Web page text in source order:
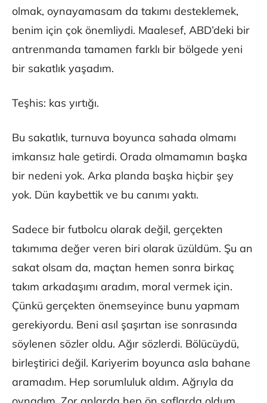
olmak, oynayamasam da takımı desteklemek,
benim için çok önemliydi. Maalesef, ABD’deki bir
antrenmanda tamamen farklı bir bölgede yeni
bir sakatlık yaşadım.
Teşhis: kas yırtığı.
Bu sakatlık, turnuva boyunca sahada olmamı
imkansız hale getirdi. Orada olmamamın başka
bir nedeni yok. Arka planda başka hiçbir şey
yok. Dün kaybettik ve bu canımı yaktı.
Sadece bir futbolcu olarak değil, gerçekten
takımıma değer veren biri olarak üzüldüm. Şu an
sakat olsam da, maçtan hemen sonra birkaç
takım arkadaşımı aradım, moral vermek için.
Çünkü gerçekten önemseyince bunu yapmam
gerekiyordu. Beni asıl şaşırtan ise sonrasında
söylenen sözler oldu. Ağır sözlerdi. Bölücüydü,
birleştirici değil. Kariyerim boyunca asla bahane
aramadım. Hep sorumluluk aldım. Ağrıyla da